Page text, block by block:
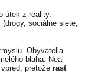
útek z reality.
sociálne siete,
Obyvatelia
blaha. Neal
pretože rast